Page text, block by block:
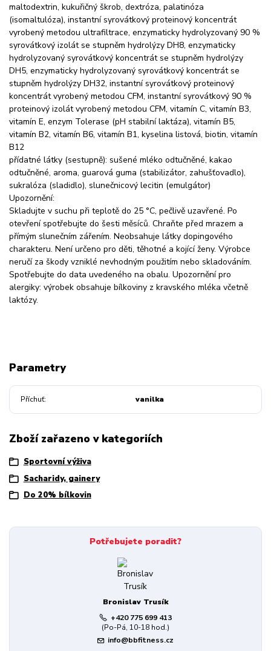
maltodextrin, kukuřičný škrob, dextróza, palatinóza
(isomaltulóza), instantní syrovátkový proteinový koncentrát
vyrobený metodou ultrafiltrace, enzymaticky hydrolyzovaný 90 %
syrovátkový izolát se stupněm hydrolýzy DH8, enzymaticky
hydrolyzovaný syrovátkový koncentrát se stupněm hydrolýzy
DH5, enzymaticky hydrolyzovaný syrovátkový koncentrát se
stupněm hydrolýzy DH32, instantní syrovátkový proteinový
koncentrát vyrobený metodou CFM, instantní syrovátkový 90 %
proteinový izolát vyrobený metodou CFM, vitamín C, vitamín B3,
vitamín E, enzym Tolerase (pH stabilní laktáza), vitamín B5,
vitamín B2, vitamín B6, vitamín B1, kyselina listová, biotin, vitamín
B12
přídatné látky (sestupně): sušené mléko odtučněné, kakao
odtučněné, aroma, guarová guma (stabilizátor, zahušťovadlo),
sukralóza (sladidlo), slunečnicový lecitin (emulgátor)
Upozornění:
Skladujte v suchu při teplotě do 25 °C, pečlivě uzavřené. Po
otevření spotřebujte do šesti měsíců. Chraňte před mrazem a
přímým slunečním zářením. Neobsahuje látky dopingového
charakteru. Není určeno pro děti, těhotné a kojící ženy. Výrobce
neručí za škody vzniklé nevhodným použitím nebo skladováním.
Spotřebujte do data uvedeného na obalu. Upozornění pro
alergiky: výrobek obsahuje bílkoviny z kravského mléka včetně
laktózy.
Parametry
Příchuť vanilka
Zboží zařazeno v kategoriích
Sportovní výživa
Sacharidy, gainery
Do 20% bílkovin
Potřebujete poradit?
Bronislav Trusík
+420 775 699 413
(Po-Pá, 10-18 hod.)
info@bbfitness.cz